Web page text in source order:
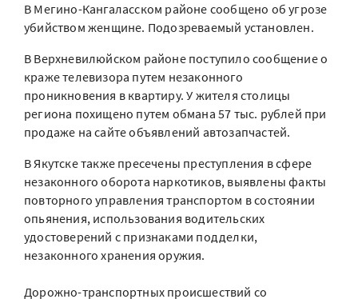
В Мегино-Кангаласском районе сообщено об угрозе
убийством женщине. Подозреваемый установлен.
В Верхневилюйском районе поступило сообщение о
краже телевизора путем незаконного
проникновения в квартиру. У жителя столицы
региона похищено путем обмана 57 тыс. рублей при
продаже на сайте объявлений автозапчастей.
В Якутске также пресечены преступления в сфере
незаконного оборота наркотиков, выявлены факты
повторного управления транспортом в состоянии
опьянения, использования водительских
удостоверений с признаками подделки,
незаконного хранения оружия.
Дорожно-транспортных происшествий со